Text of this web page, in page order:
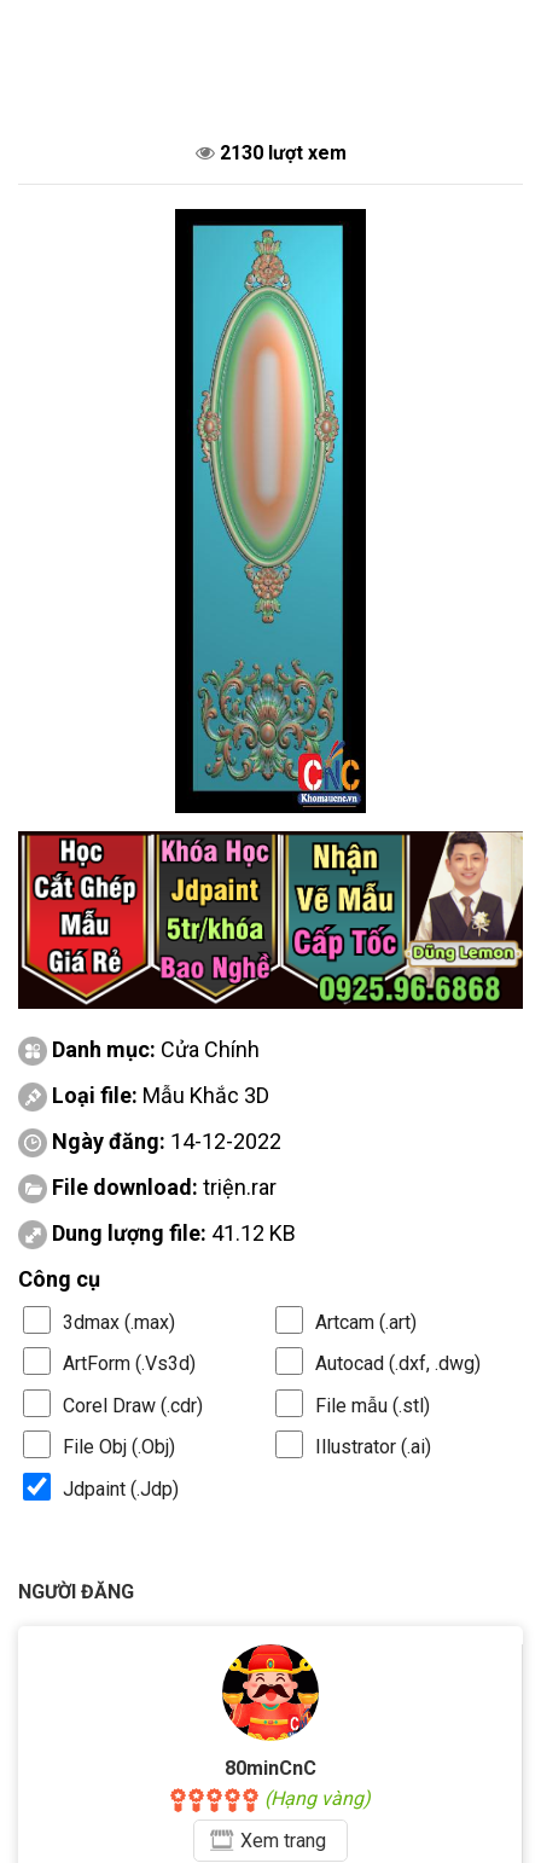
2130 lượt xem
Danh mục: Cửa Chính
Loại file: Mẫu Khắc 3D
Ngày đăng: 14-12-2022
File download: triện.rar
Dung lượng file: 41.12 KB
Công cụ
3dmax (.max)
Artcam (.art)
ArtForm (.Vs3d)
Autocad (.dxf, .dwg)
Corel Draw (.cdr)
File mẫu (.stl)
File Obj (.Obj)
Illustrator (.ai)
Jdpaint (.Jdp)
NGƯỜI ĐĂNG
80minCnC
(Hạng vàng)
Xemtrang